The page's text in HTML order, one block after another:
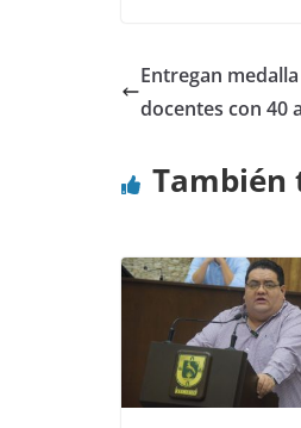
Entregan
docentes con 40
También